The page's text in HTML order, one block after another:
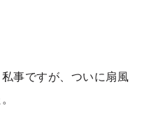
事ですが、ついに扇風